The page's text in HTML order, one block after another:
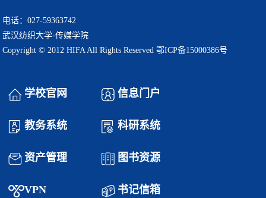
电话：027-59363742
武汉纺织大学-传媒学院
Copyright © 2012 HIFA All Rights Reserved 鄂ICP备15000386号
学校官网 信息门户
教务系统 科研系统
资产管理 图书资源
VPN 书记信箱